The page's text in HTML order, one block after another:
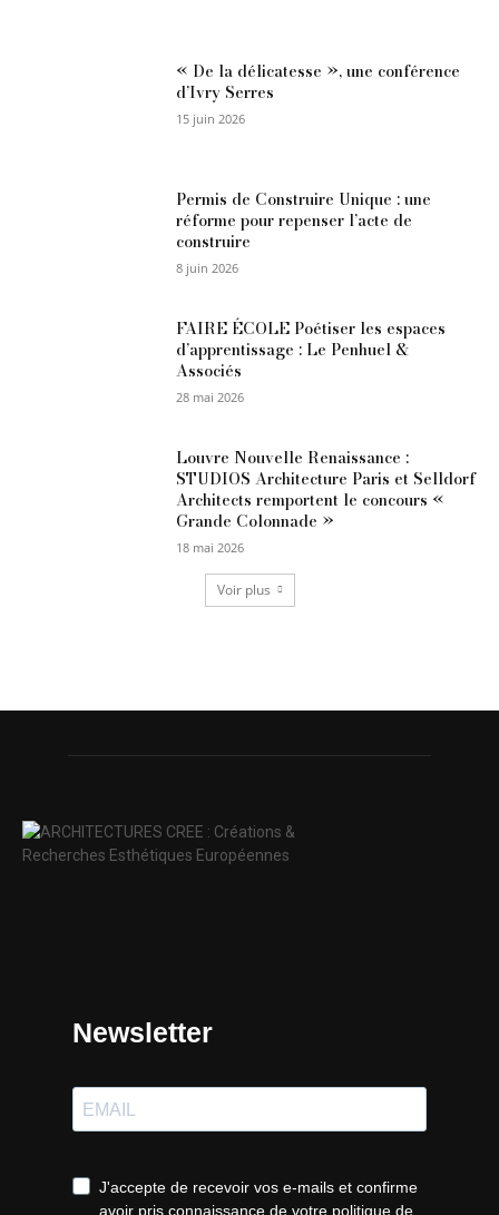
« De la délicatesse », une conférence
d’Ivry Serres
15 juin 2026
Permis de Construire Unique : une
réforme pour repenser l’acte de
construire
8 juin 2026
FAIRE ÉCOLE Poétiser les espaces
d’apprentissage : Le Penhuel &
Associés
28 mai 2026
Louvre Nouvelle Renaissance :
STUDIOS Architecture Paris et Selldorf
Architects remportent le concours «
Grande Colonnade »
18 mai 2026
Voir plus